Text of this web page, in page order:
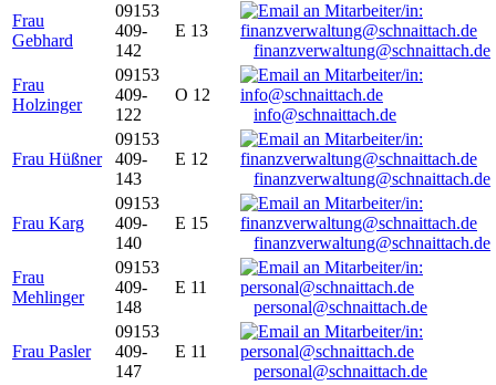
Frau
Gebhard
09153
409-
142
E 13
finanzverwaltung@schnaittach.de
Frau
Holzinger
09153
409-
122
O 12
info@schnaittach.de
Frau Hüßner
09153
409-
143
E 12
finanzverwaltung@schnaittach.de
Frau Karg
09153
409-
140
E 15
finanzverwaltung@schnaittach.de
Frau
Mehlinger
09153
409-
148
E 11
personal@schnaittach.de
Frau Pasler
09153
409-
147
E 11
personal@schnaittach.de